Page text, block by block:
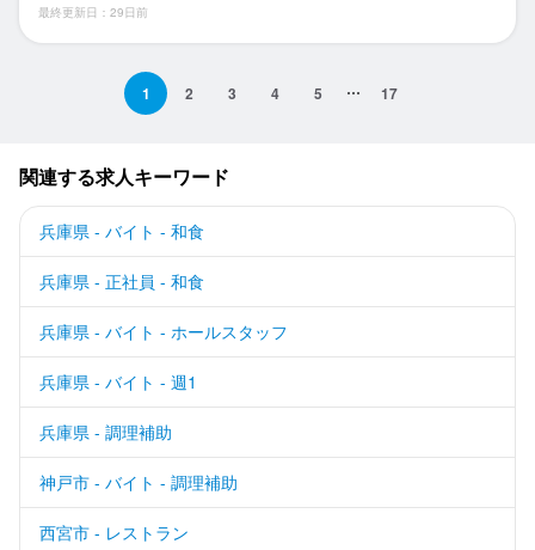
最終更新日：29日前
1 2 3 4 5 17
関連する求人キーワード
兵庫県 - バイト - 和食
兵庫県 - 正社員 - 和食
兵庫県 - バイト - ホールスタッフ
兵庫県 - バイト - 週1
兵庫県 - 調理補助
神戸市 - バイト - 調理補助
西宮市 - レストラン